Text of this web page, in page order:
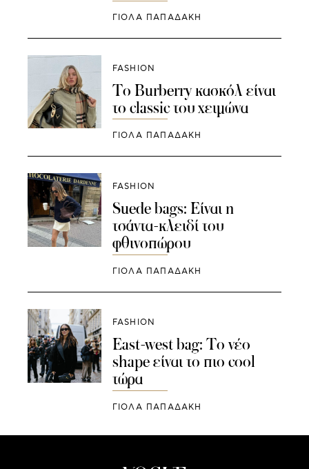
ΓΙΌΛΑ ΠΑΠΑΔΆΚΗ
FASHION
Το Burberry κασκόλ είναι
το classic του χειμώνα
ΓΙΌΛΑ ΠΑΠΑΔΆΚΗ
FASHION
Suede bags: Είναι η
τσάντα-κλειδί του
φθινοπώρου
ΓΙΌΛΑ ΠΑΠΑΔΆΚΗ
FASHION
East-west bag: Το νέο
shape είναι το πιο cool
τώρα
ΓΙΌΛΑ ΠΑΠΑΔΆΚΗ